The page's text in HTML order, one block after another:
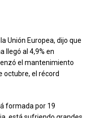
Unión Europea, dijo que
llegó al 4,9% en
el mantenimiento
octubre, el récord
formada por 19